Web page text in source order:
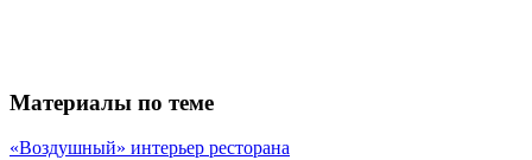
Материалы по теме
«Воздушный» интерьер ресторана